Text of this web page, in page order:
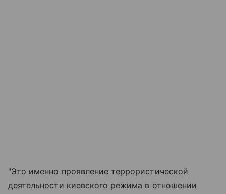
"Это именно проявление террористической
деятельности киевского режима в отношении